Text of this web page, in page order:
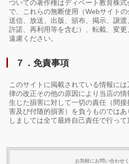
ついての著作権はディベート教育株
で、これらの無断使用（Webサイトの
送信、放送、出版、頒布、掲示、譲
許諾、再利用等を含む）、転載、変
遠慮ください。
７．免責事項
このサイトに掲載されている情報に
律の改正その他の原因により当店の
生じた損害に対して一切の責任（間
害及び付随的損害）を負うものでは
しましては全て最終自己責任で行って
お気軽にお問い合わせく